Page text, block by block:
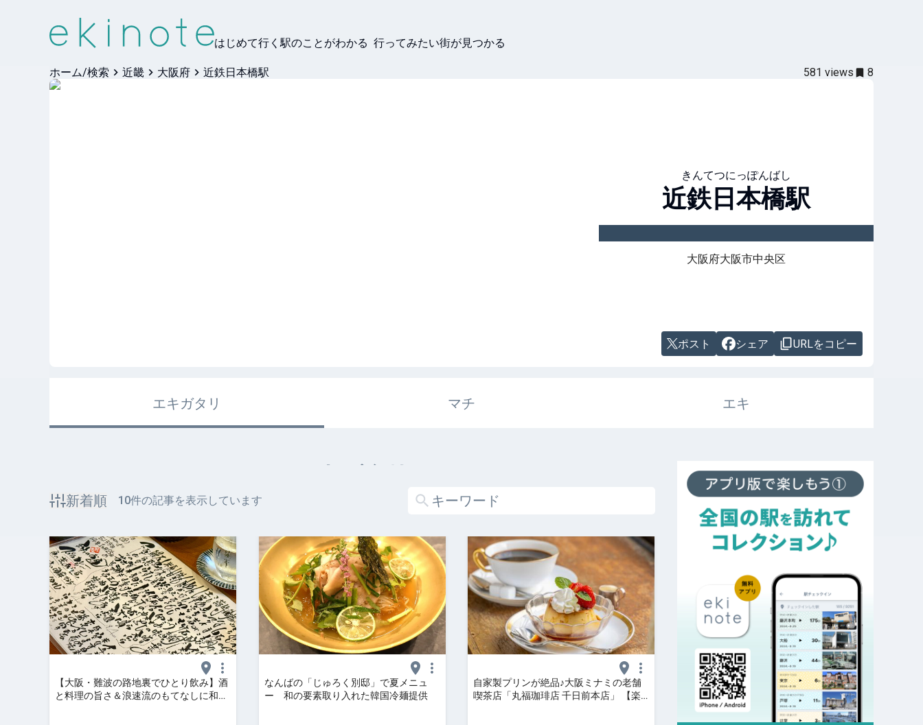
はじめて行く駅のことがわかる 行ってみたい街が見つかる
ホーム/検索 近畿 大阪府 近鉄日本橋駅 581 views 8
きんてつにっぽんばし
近鉄日本橋駅
大阪府大阪市中央区
ポスト シェア URLをコピー
エキガタリ マチ エキ
エキガタリ
新着順 10件の記事を表示しています
【大阪・難波の路地裏でひとり飲み】酒
と料理の旨さ＆浪速流のもてなしに和
なんばの「じゅろく別邸」で夏メニュ
ー 和の要素取り入れた韓国冷麺提供
自家製プリンが絶品♪大阪ミナミの老舗
喫茶店「丸福珈琲店 千日前本店」 【楽